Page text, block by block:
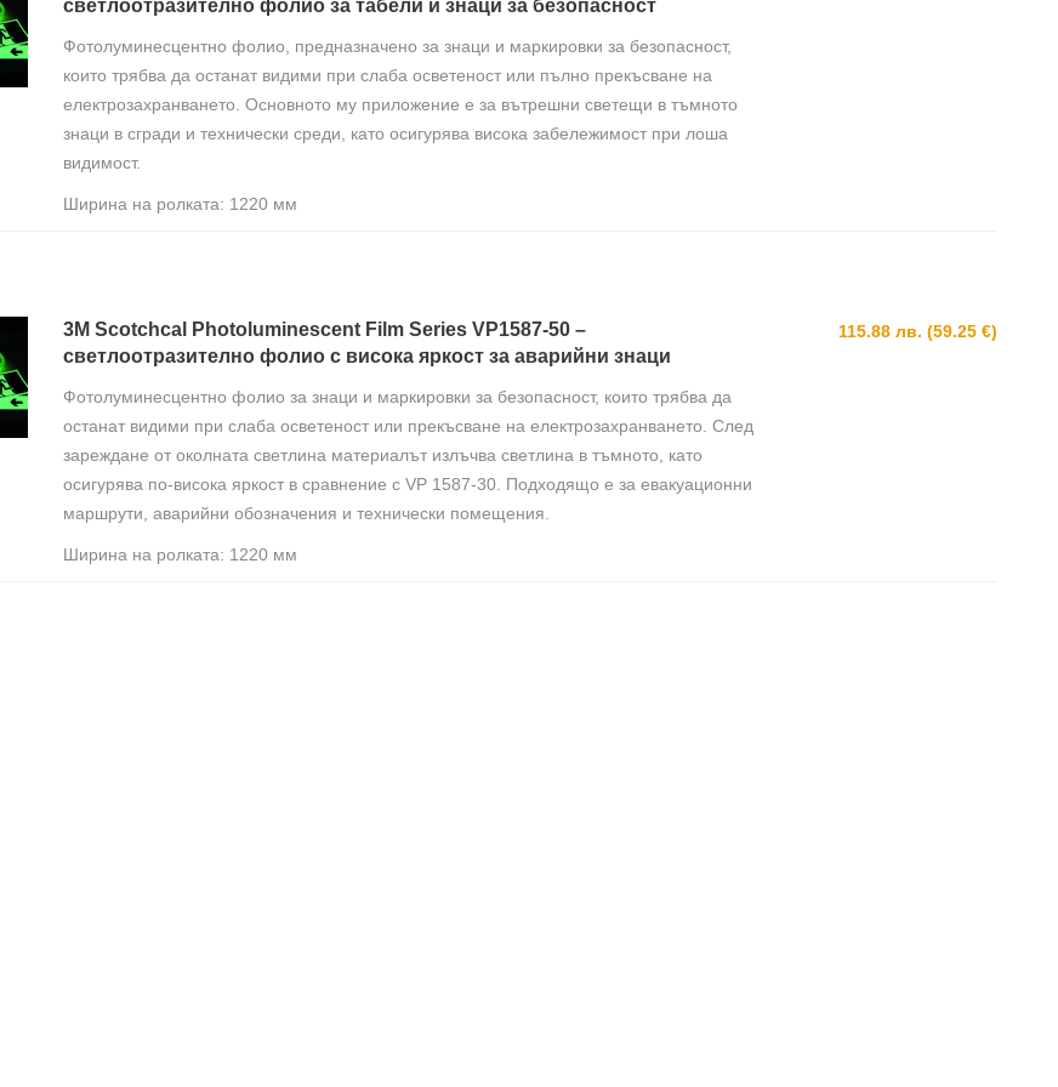
светлоотразително фолио за табели и знаци за безопасност
Фотолуминесцентно фолио, предназначено за знаци и маркировки за безопасност,
които трябва да останат видими при слаба осветеност или пълно прекъсване на
електрозахранването. Основното му приложение е за вътрешни светещи в тъмното
знаци в сгради и технически среди, като осигурява висока забележимост при лоша
видимост.
Ширина на ролката: 1220 мм
3M Scotchcal Photoluminescent Film Series VP1587-50 –
светлоотразително фолио с висока яркост за аварийни знаци
Фотолуминесцентно фолио за знаци и маркировки за безопасност, които трябва да
останат видими при слаба осветеност или прекъсване на електрозахранването. След
зареждане от околната светлина материалът излъчва светлина в тъмното, като
осигурява по-висока яркост в сравнение с VP 1587-30. Подходящо е за евакуационни
маршрути, аварийни обозначения и технически помещения.
Ширина на ролката: 1220 мм
115.88 лв. (59.25 €)